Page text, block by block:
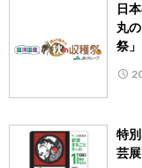
日
丸
祭」
特
芸